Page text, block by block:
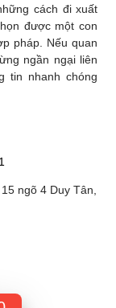
cách đi xuất
được một con
pháp. Nếu quan
ngần ngại liên
tin nhanh chóng
ngõ 4 Duy Tân,